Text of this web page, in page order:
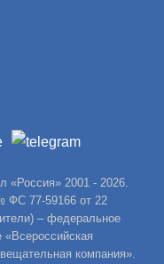
«Россия» 2001 - 2026.
ФС 77-59166 от 22
– федеральное
«Всероссийская
компания».